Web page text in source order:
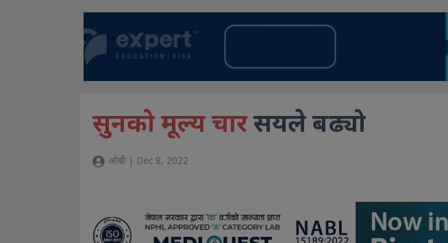
सुनको मूल्य चारसयले बढ्यो
ओबी | Dec 8, 2022